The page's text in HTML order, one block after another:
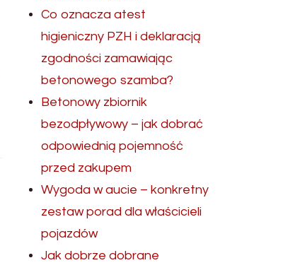
Co oznacza atest
higieniczny PZH i deklaracją
zgodności zamawiając
betonowego szamba?
Betonowy zbiornik
bezodpływowy – jak dobrać
odpowiednią pojemność
przed zakupem
Wygoda w aucie – konkretny
zestaw porad dla właścicieli
pojazdów
Jak dobrze dobrane